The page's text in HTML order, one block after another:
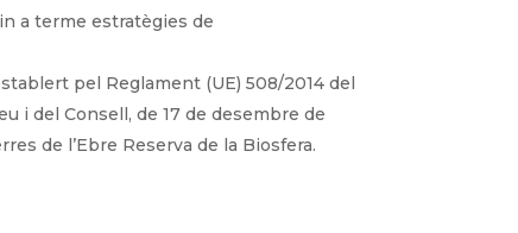
a terme estratègies de
pel Reglament (UE) 508/2014 del
i del Consell, de 17 de desembre de
de l’Ebre Reserva de la Biosfera.